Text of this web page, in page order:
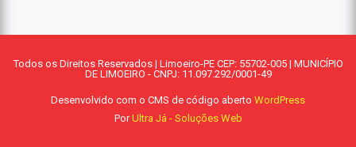
Todos os Direitos Reservados | Limoeiro-PE CEP: 55702-005 | MUNICÍPIO
DE LIMOEIRO - CNPJ: 11.097.292/0001-49
Desenvolvido com o CMS de código aberto WordPress
PorUltra Já - Soluções Web